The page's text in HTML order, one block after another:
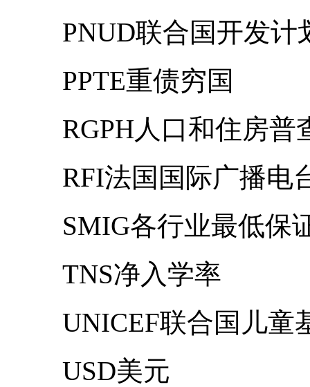
PNUD联合国开发计
PPTE重债穷国
RGPH人口和住房普
RFI法国国际广播电
SMIG各行业最低保
TNS净入学率
UNICEF联合国儿童
USD美元